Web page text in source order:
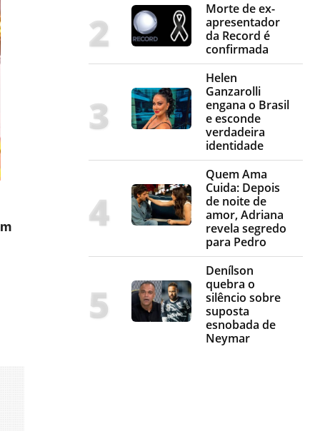
Morte de ex-
apresentador
da Record é
confirmada
Helen
Ganzarolli
engana o Brasil
e esconde
verdadeira
identidade
Quem Ama
Cuida: Depois
de noite de
amor, Adriana
revela segredo
para Pedro
Denílson
quebra o
silêncio sobre
suposta
esnobada de
Neymar